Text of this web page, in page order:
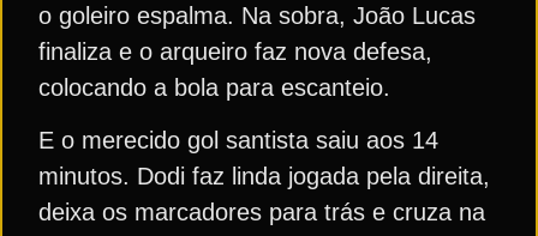
o goleiro espalma. Na sobra, João Lucas
finaliza e o arqueiro faz nova defesa,
colocando a bola para escanteio.
E o merecido gol santista saiu aos 14
minutos. Dodi faz linda jogada pela direita,
deixa os marcadores para trás e cruza na